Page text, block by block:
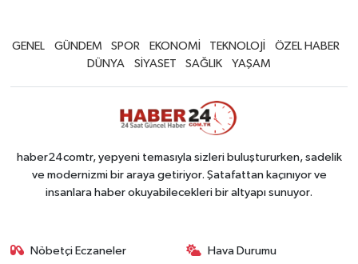
GENEL GÜNDEM SPOR EKONOMİ TEKNOLOJİ
ÖZEL HABER
DÜNYA
SİYASET SAĞLIK YAŞAM
haber24comtr, yepyeni temasıyla sizleri buluştururken, sadelik
ve modernizmi bir araya getiriyor. Şatafattan kaçınıyor ve
insanlara haber okuyabilecekleri bir altyapı sunuyor.
Nöbetçi Eczaneler Hava Durumu